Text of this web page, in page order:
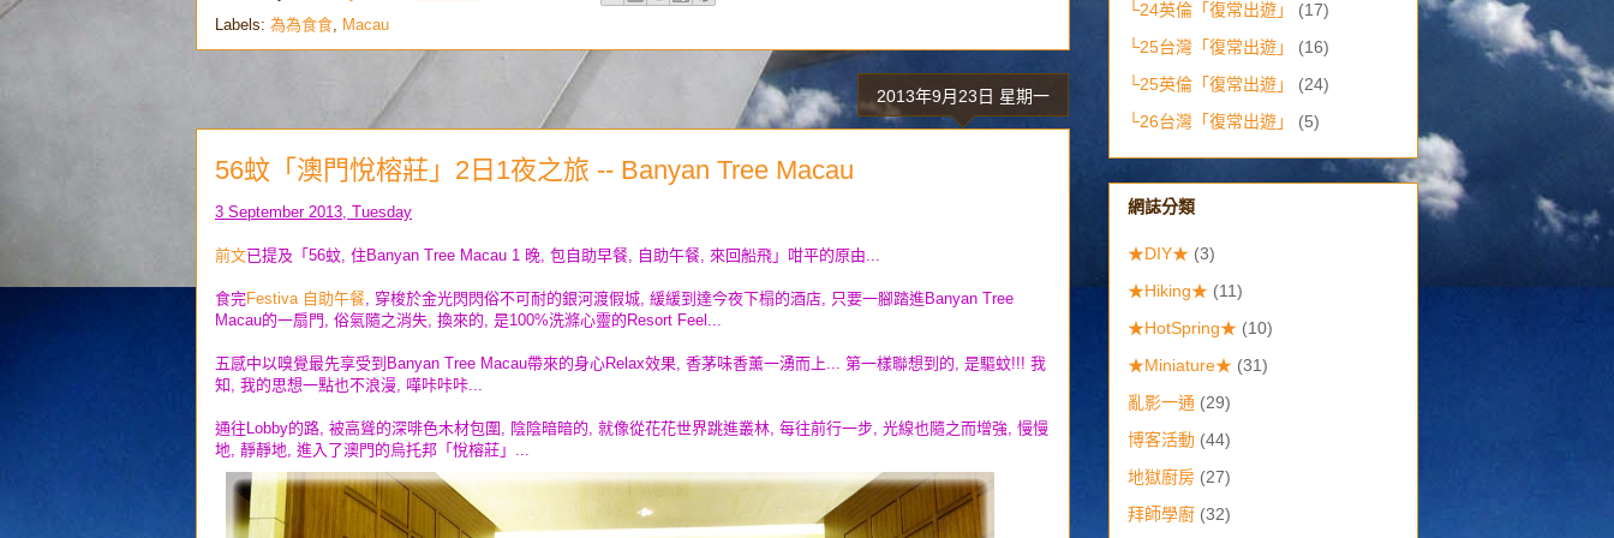
Labels: 為為食食 Macau
2013年9月23日 星期一
56蚊「澳門悅榕莊」2日1夜之旅 -- Banyan Tree Macau
3 September 2013, Tuesday
前文已提及「56蚊, 住Banyan Tree Macau 1 晚, 包自助早餐, 自助午餐, 來回船飛」咁平的原由...
食完Festiva 自助午餐 , 穿梭於金光閃閃俗不可耐的銀河渡假城, 緩緩到達今夜下榻的酒店, 只要一腳踏進Banyan Tree
Macau的一扇門, 俗氣隨之消失, 換來的, 是100%洗滌心靈的Resort Feel...
五感中以嗅覺最先享受到Banyan Tree Macau帶來的身心Relax效果, 香茅味香薰一湧而上... 第一樣聯想到的, 是驅蚊!!! 我
知, 我的思想一點也不浪漫, 嘩咔咔咔...
通往Lobby的路, 被高聳的深啡色木材包圍, 陰陰暗暗的, 就像從花花世界跳進叢林, 每往前行一步, 光線也隨之而增強, 慢慢
地, 靜靜地, 進入了澳門的烏托邦「悅榕莊」...
└24英倫「復常出遊」
(17)
└25台灣「復常出遊」
(16)
└25英倫「復常出遊」
(24)
└26台灣「復常出遊」
(5)
網誌分類
★DIY★ (3)
★Hiking★ (11)
★HotSpring★ (10)
★Miniature★ (31)
亂影一通 (29)
博客活動 (44)
地獄廚房 (27)
拜師學廚 (32)